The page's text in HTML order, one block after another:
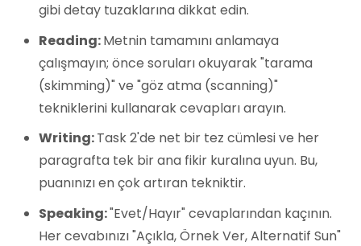
gibi detay tuzaklarına dikkat edin.
Reading:Metnin tamamını anlamaya
çalışmayın; önce soruları okuyarak "tarama
(skimming)" ve "göz atma (scanning)"
tekniklerini kullanarak cevapları arayın.
Writing:Task 2'de net bir tez cümlesi ve her
paragrafta tek bir ana fikir kuralına uyun. Bu,
puanınızı en çok artıran tekniktir.
Speaking:"Evet/Hayır" cevaplarından kaçının.
Her cevabınızı "Açıkla, Örnek Ver, Alternatif Sun"